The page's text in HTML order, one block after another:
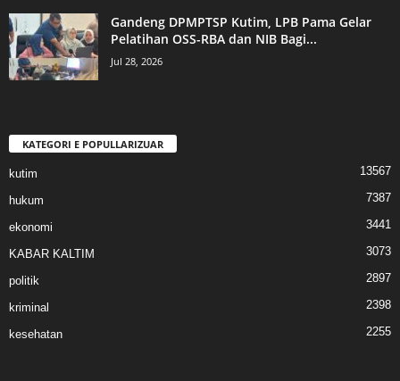
Gandeng DPMPTSP Kutim, LPB Pama Gelar
Pelatihan OSS-RBA dan NIB Bagi...
Jul 28, 2026
KATEGORI E POPULLARIZUAR
kutim 13567
hukum 7387
ekonomi 3441
KABAR KALTIM 3073
politik 2897
kriminal 2398
kesehatan 2255